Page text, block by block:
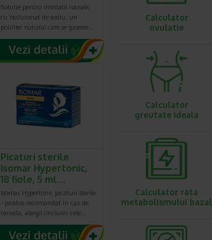
Solutie pentru instilatii nazale,
cu hialuronat de sodiu, un
polimer natural care se gaseste…
Picaturi sterile
Isomar Hypertonic,
18 fiole, 5 ml…
Isomar Hypertonic picaturi sterile
- produs recomandat in caz de
raceala, alergii (inclusiv cele…
Calculator
ovulatie
Calculator
greutate ideala
Calculator rata
metabolismului bazal